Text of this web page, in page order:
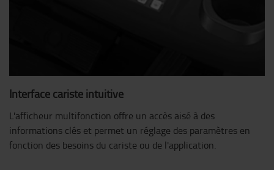
Interface cariste intuitive
L'afficheur multifonction offre un accès aisé à des
informations clés et permet un réglage des paramètres en
fonction des besoins du cariste ou de l'application.